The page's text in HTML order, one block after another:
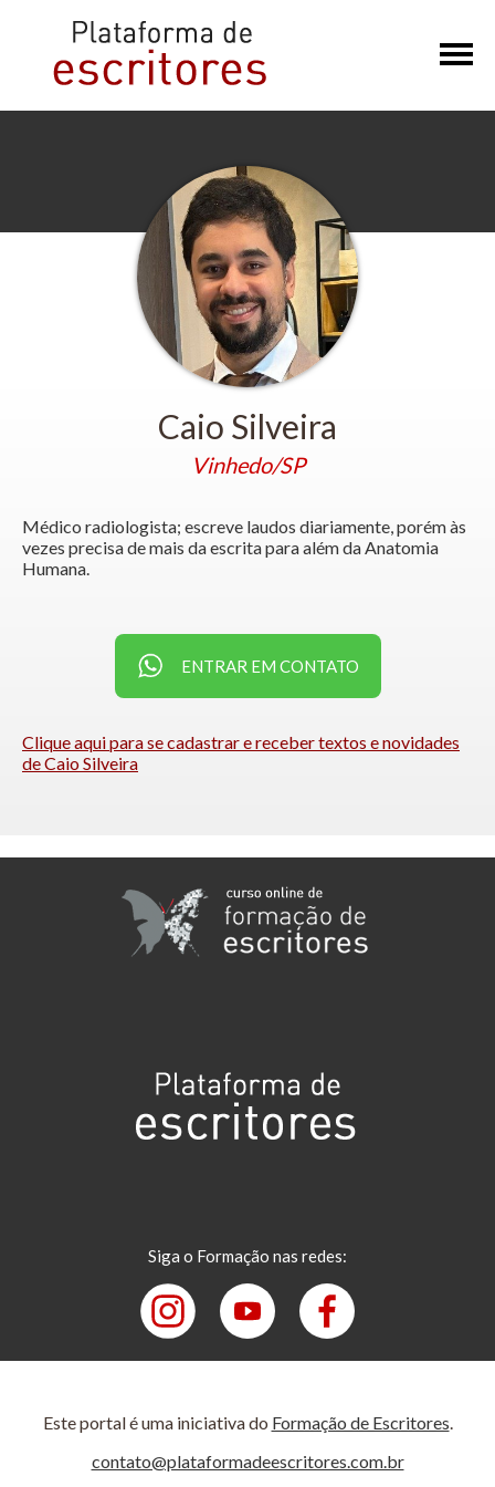
×
Caio Silveira
Vinhedo/SP
Médico radiologista; escreve laudos diariamente, porém às
vezes precisa de mais da escrita para além da Anatomia
Humana.
ENTRAR EM CONTATO
Clique aqui para se cadastrar e receber textos e novidades
de Caio Silveira
Siga o Formação nas redes:
Este portal é uma iniciativa do Formação de Escritores.
contato@plataformadeescritores.com.br